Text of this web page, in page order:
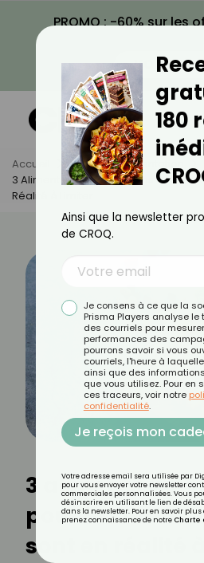
PROMO : -60% sur les
VOIR LA
Accueil Actus
Alimentation
3 Aliments Qu’on Croit Bons Pour La
Réalité À Limiter
3 aliments
pour la santé…
sont en réalité
180
Ainsi que la newsletter
de CROQ.
Je consens à ce que la
Prisma Players analyse le
des courriels pour
performances des
pourrons savoir si vous
courriels, l'heure à
ainsi que des
que vous utilisez. Pour en
ces traceurs, voir notre
confidentialité.
Je reçois mon
Votre adresse email sera utilisée par
pour vous envoyer votre newsletter
commerciales personnalisées. Vous
désinscrire en utilisant le lien de
dans la newsletter. Pour en savoir plus
prenez connaissance de notre Charte